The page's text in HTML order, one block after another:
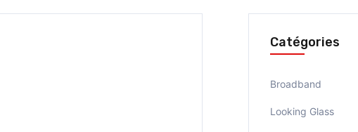
Catégories
Broadband
Looking Glass